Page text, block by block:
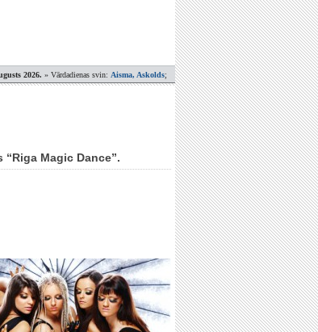
2026. » Vārdadienas svin: Aisma, Askolds;
Magic Dance”.